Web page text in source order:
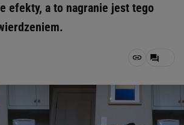
efekty, a to nagranie jest tego